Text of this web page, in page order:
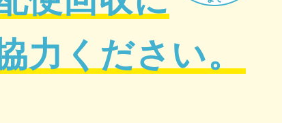
力ください。